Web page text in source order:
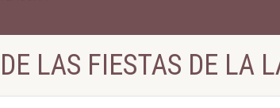
LAS FIESTAS DE LA